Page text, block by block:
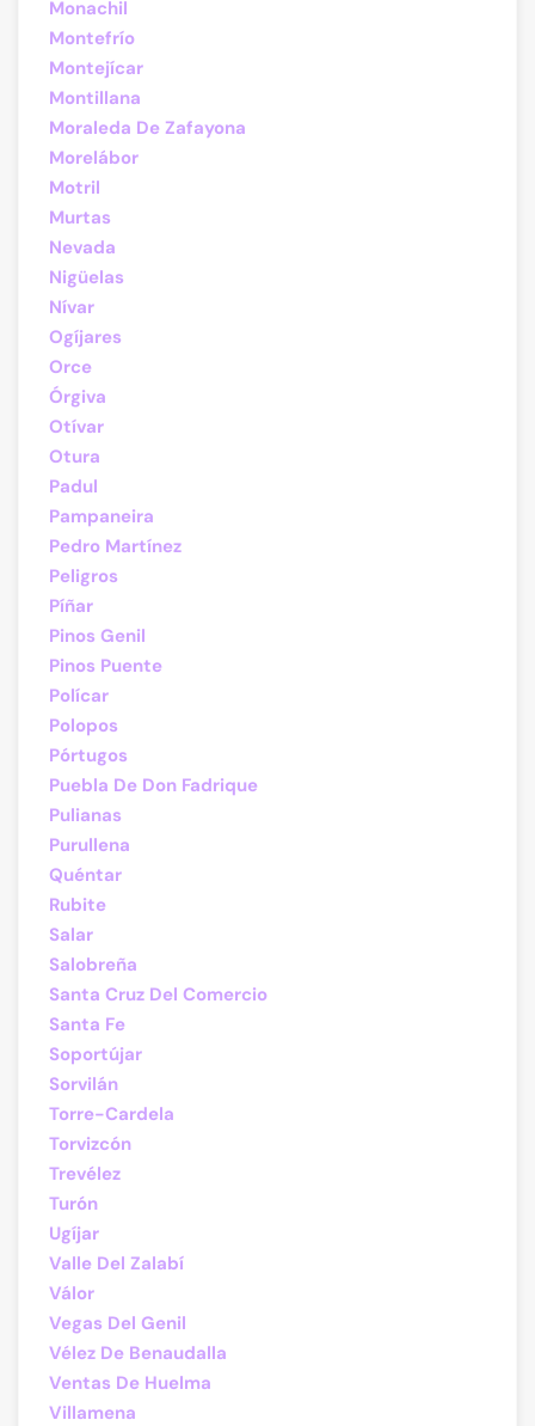
Monachil
Montefrío
Montejícar
Montillana
Moraleda De Zafayona
Morelábor
Motril
Murtas
Nevada
Nigüelas
Nívar
Ogíjares
Orce
Órgiva
Otívar
Otura
Padul
Pampaneira
Pedro Martínez
Peligros
Píñar
Pinos Genil
Pinos Puente
Polícar
Polopos
Pórtugos
Puebla De Don Fadrique
Pulianas
Purullena
Quéntar
Rubite
Salar
Salobreña
Santa Cruz Del Comercio
Santa Fe
Soportújar
Sorvilán
Torre-Cardela
Torvizcón
Trevélez
Turón
Ugíjar
Valle Del Zalabí
Válor
Vegas Del Genil
Vélez De Benaudalla
Ventas De Huelma
Villamena